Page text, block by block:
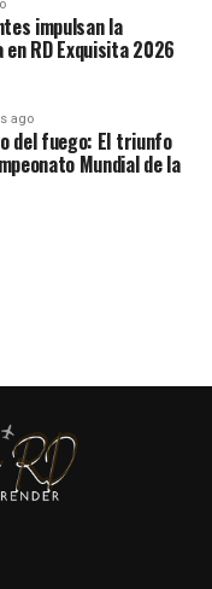
impulsan la
RD Exquisita 2026
ago
del fuego: El triunfo
Mundial de la